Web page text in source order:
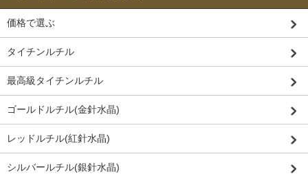
価格で選ぶ
タイチンルチル
最高級タイチンルチル
ゴールドルチル(金針水晶)
レッドルチル(紅針水晶)
シルバールチル(銀針水晶)